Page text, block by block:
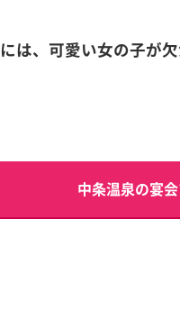
は、可愛い女の子が
中条温泉の宴